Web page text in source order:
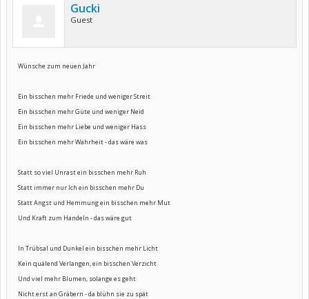
Gucki
Guest
Wünsche zum neuen Jahr
Ein bisschen mehr Friede und weniger Streit
Ein bisschen mehr Güte und weniger Neid
Ein bisschen mehr Liebe und weniger Hass
Ein bisschen mehr Wahrheit - das wäre was
Statt so viel Unrast ein bisschen mehr Ruh
Statt immer nur Ich ein bisschen mehr Du
Statt Angst und Hemmung ein bisschen mehr Mut
Und Kraft zum Handeln - das wäre gut
In Trübsal und Dunkel ein bisschen mehr Licht
Kein quälend Verlangen, ein bisschen Verzicht
Und viel mehr Blumen, solange es geht
Nicht erst an Gräbern - da blühn sie zu spät